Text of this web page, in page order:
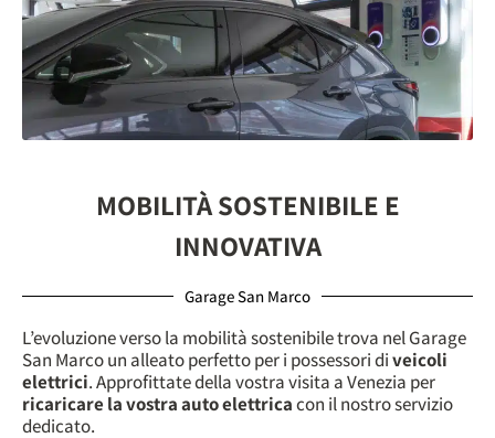
MOBILITÀ SOSTENIBILE E
INNOVATIVA
Garage San Marco
L’evoluzione verso la mobilità sostenibile trova nel Garage
San Marco un alleato perfetto per i possessori diveicoli
elettrici. Approfittate della vostra visita a Venezia per
ricaricare la vostra auto elettricacon il nostro servizio
dedicato.